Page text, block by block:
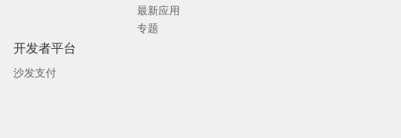
最新应用
专题
开发者平台
沙发支付